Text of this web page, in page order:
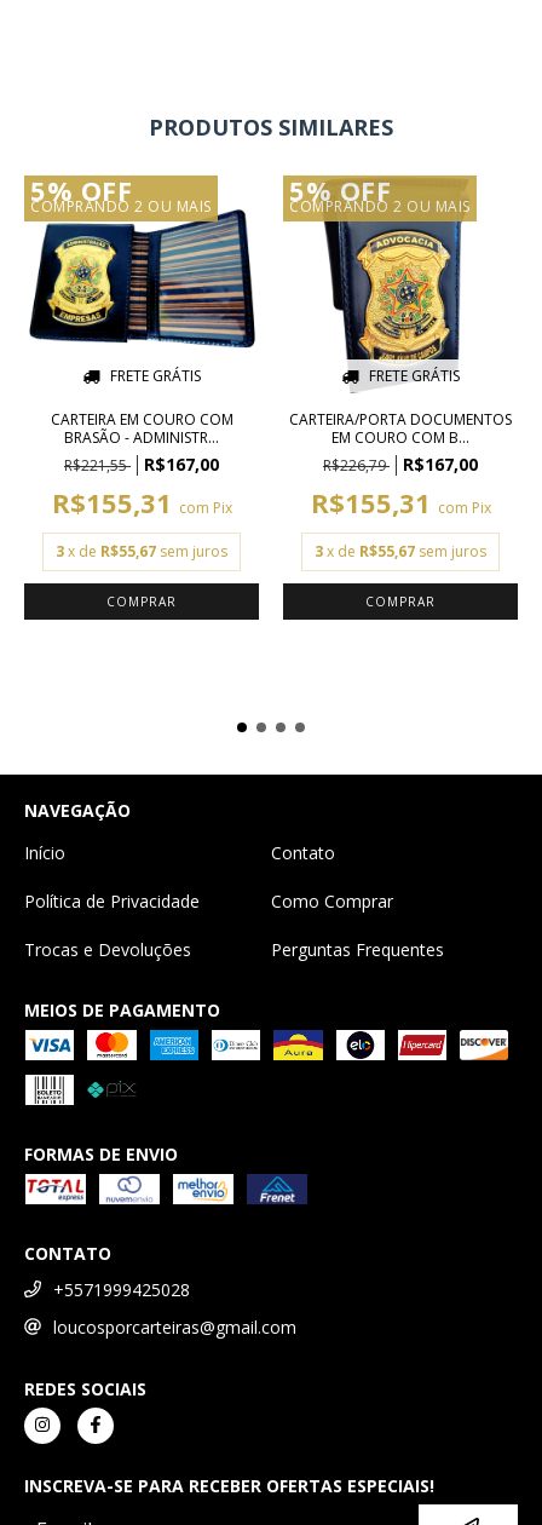
PRODUTOS SIMILARES
5% OFF
COMPRANDO 2 OU MAIS
FRETE GRÁTIS
CARTEIRA EM COURO COM
BRASÃO - ADMINISTR...
R$221,55
R$167,00
R$155,31 com Pix
3x de R$55,67 sem juros
5% OFF
COMPRANDO 2 OU MAIS
FRETE GRÁTIS
CARTEIRA/PORTA DOCUMENTOS
EM COURO COM B...
R$226,79
R$167,00
R$155,31 com Pix
3x de R$55,67 sem juros
NAVEGAÇÃO
Início
Contato
Política de Privacidade Como Comprar
Trocas e Devoluções Perguntas Frequentes
MEIOS DE PAGAMENTO
FORMAS DE ENVIO
CONTATO
+5571999425028
loucosporcarteiras@gmail.com
REDES SOCIAIS
INSCREVA-SE PARA RECEBER OFERTAS ESPECIAIS!